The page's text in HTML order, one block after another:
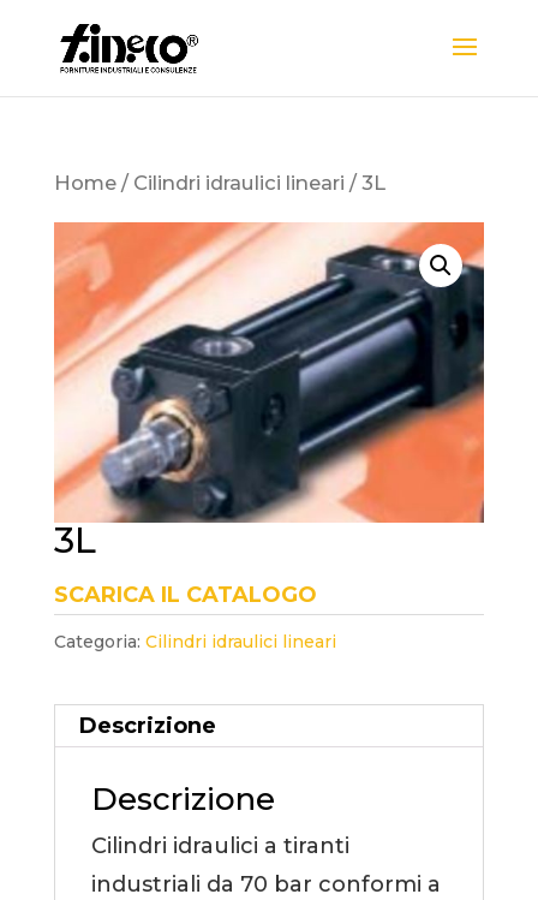
Home/ Cilindri idraulici lineari / 3L
3L
SCARICA IL CATALOGO
Categoria: Cilindri idraulici lineari
Descrizione
Descrizione
Cilindri idraulici a tiranti
industriali da 70 bar conformi a